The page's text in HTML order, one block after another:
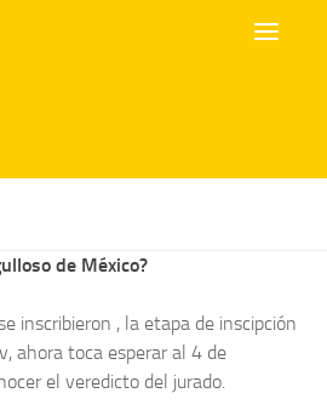
de México?
inscribieron , la etapa de inscipción
ahora toca esperar al 4 de
el veredicto del jurado.